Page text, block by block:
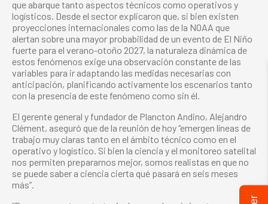
que abarque tanto aspectos técnicos como operativos y
logísticos. Desde el sector explicaron que, si bien existen
proyecciones internacionales como las de la NOAA que
alertan sobre una mayor probabilidad de un evento de El Niño
fuerte para el verano-otoño 2027, la naturaleza dinámica de
estos fenómenos exige una observación constante de las
variables para ir adaptando las medidas necesarias con
anticipación, planificando activamente los escenarios tanto
con la presencia de este fenómeno como sin él.
El gerente general y fundador de Plancton Andino, Alejandro
Clément, aseguró que de la reunión de hoy “emergen líneas de
trabajo muy claras tanto en el ámbito técnico como en el
operativo y logístico. Si bien la ciencia y el monitoreo satelital
nos permiten prepararnos mejor, somos realistas en que no
se puede saber a ciencia cierta qué pasará en seis meses
más”.